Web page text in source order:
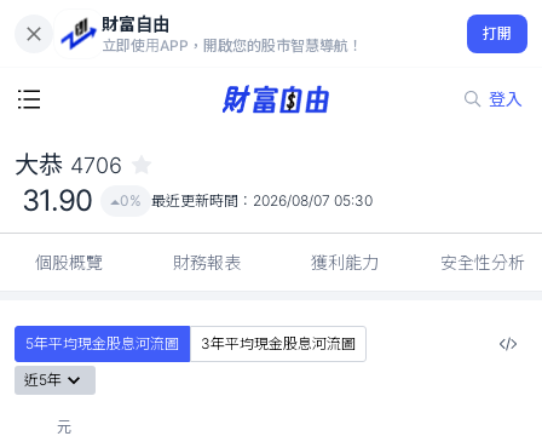
財富自由
立即使用APP，開啟您的股市智慧導航！
打開
登入
31.90
0%
大恭 4706
31.90 0% 最近更新時間： 2026/08/07 05:30
個股概覽 財務報表 獲利能力 安全性分析
5年平均現金股息河流圖
3年平均現金股息河流圖
近5年